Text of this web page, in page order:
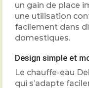
un gain de place
une utilisation
facilement dans
domestiques.
Design simple et
Le chauffe-eau
qui s’adapte